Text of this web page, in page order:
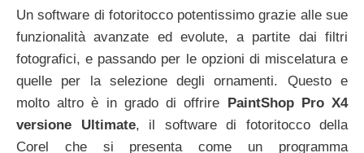
Un software di fotoritocco potentissimo grazie alle sue
funzionalità avanzate ed evolute, a partite dai filtri
fotografici, e passando per le opzioni di miscelatura e
quelle per la selezione degli ornamenti. Questo e
molto altro è in grado di offrire PaintShop Pro X4
versione Ultimate, il software di fotoritocco della
Corel che si presenta come un programma